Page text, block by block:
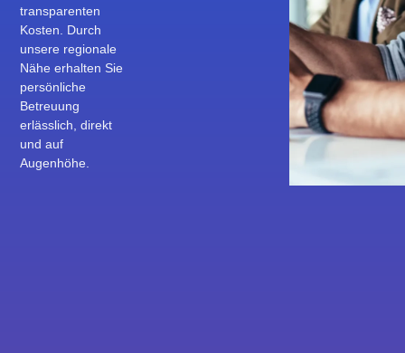
transparenten
Kosten. Durch
unsere regionale
Nähe erhalten Sie
persönliche
Betreuung
erlässlich, direkt
und auf
Augenhöhe.